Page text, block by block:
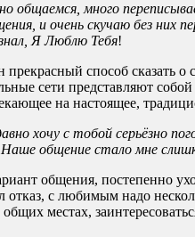
много
и очень скучаю без
Я Люблю Тебя!
способ сказать
сети представляют
на настоящее,
хочу с тобой серьёзно
общение стало мне
общения, постепенно
с любимым надо
местах,